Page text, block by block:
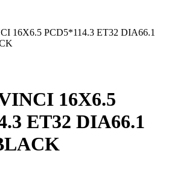
16X6.5 PCD5*114.3 ET32 DIA66.1
16X6.5
ET32 DIA66.1